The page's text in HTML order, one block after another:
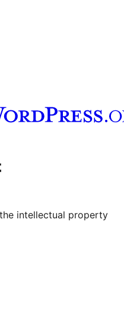
de YouTube
cuenta de Tumblr
intellectual property